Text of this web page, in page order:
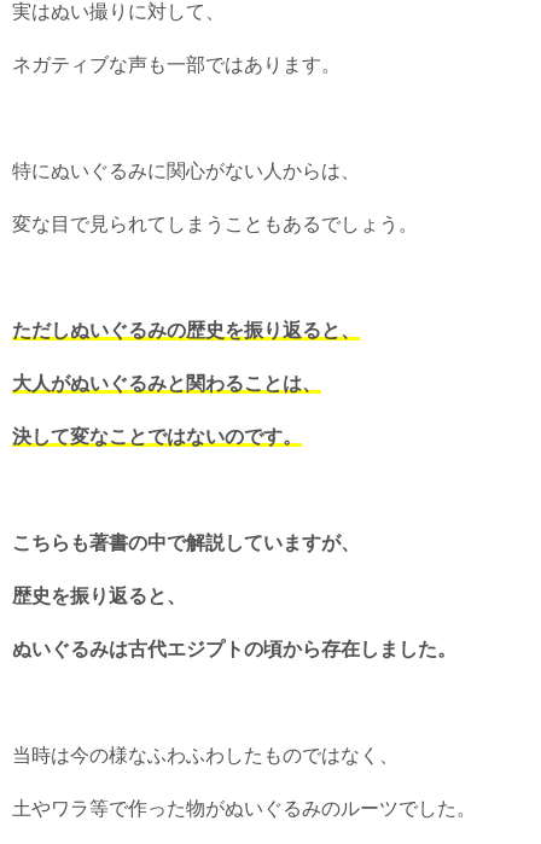
実はぬい撮りに対して、
ネガティブな声も一部ではあります。
特にぬいぐるみに関心がない人からは、
変な目で見られてしまうこともあるでしょう。
ただしぬいぐるみの歴史を振り返ると、
大人がぬいぐるみと関わることは、
決して変なことではないのです。
こちらも著書の中で解説していますが、
歴史を振り返ると、
ぬいぐるみは古代エジプトの頃から存在しました。
当時は今の様なふわふわしたものではなく、
土やワラ等で作った物がぬいぐるみのルーツでした。